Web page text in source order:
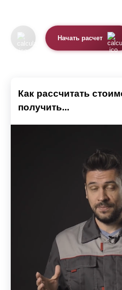
Начать расчет
Как рассчитать
получить...